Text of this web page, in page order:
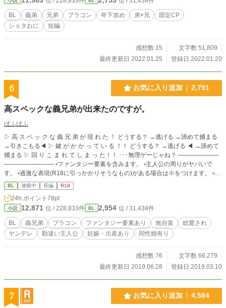
BL 義弟 兄弟 ブラコン 年下攻め 弟×兄
固定CP
ショタおに
短編
感想数 15
文字数 51,809
最終更新日 2022.01.25
登録日 2022.01.20
6 お気に入り追加 2,791
高スペックな義兄弟が出来たのですが。
ぱふぱふ
▷ 高 ス ペ ッ ク な 義 兄 弟 が 現 れ た ！ どうする？ →逃げる →諦めて捕まる
→引きこもる◀ ▷ 鍵 が か か っ て い る ！！ どうする？ →逃げる ◀ →諦めて
捕まる ▷ 回 り こ ま れ て し ま っ た！！ ･･･無理ゲーじゃね？ ─────────
─────────── ▫ファンタジー要素を含みます。 ▫主人公の周りがヤバいで
す。 ▫過激な表現(R18に引っかかりそうなもの)がある場合は※をつけます。 ▫本
番の時、又はそれに近い行為の時は※※をつけます。 ▫おかしな表現などござい
ましたらそっと目を瞑ってやってください。 ▫話は完全に作者の趣味です。
BL 連載中 長編 R18
24h.ポイント 78pt
小説 12,871 位 / 228,833件 BL 2,954 位 / 31,434件
BL 義兄弟 ブラコン ファンタジー要素あり 無自覚
総愛され
ヤンデレ
勘違い主人公 妊娠・出産あり 同性婚有り
感想数 76
文字数 66,279
最終更新日 2019.06.28
登録日 2019.03.10
7 お気に入り追加 4,584